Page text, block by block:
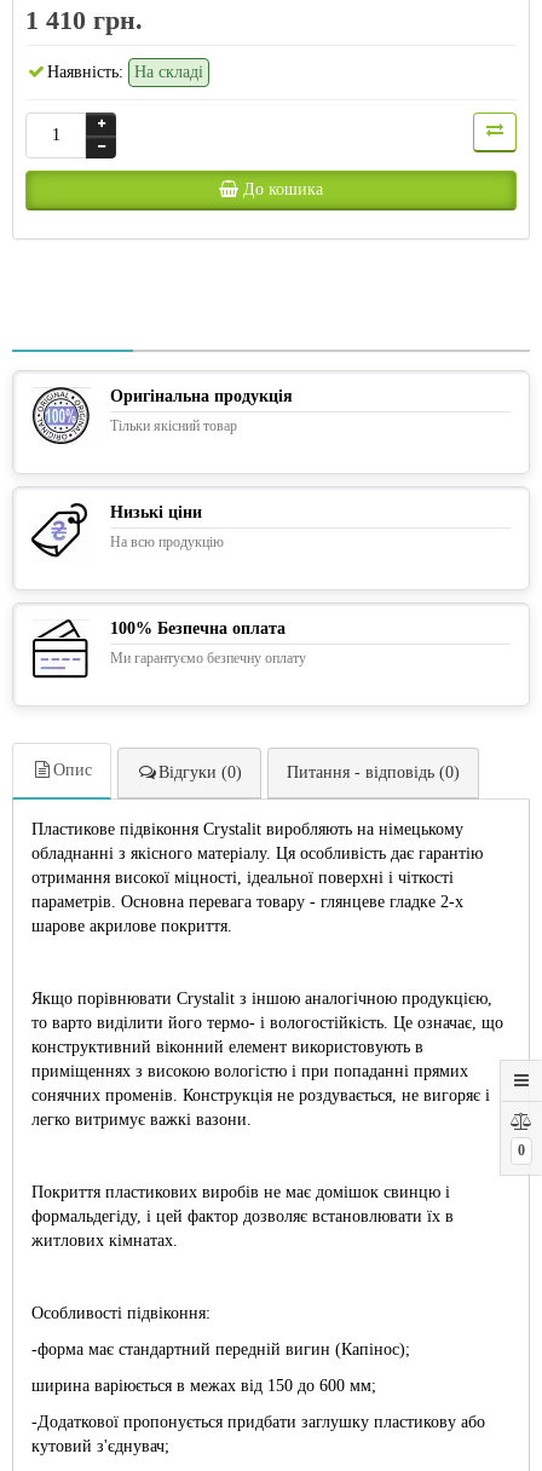
0
1 410 грн.
Наявність: На складі
До кошика
Оригінальна продукція
Тільки якісний товар
Низькі ціни
На всю продукцію
100% Безпечна оплата
Ми гарантуємо безпечну оплату
Опис Відгуки (0) Питання - відповідь (0)
Пластикове підвіконня Crystalit виробляють на німецькому
обладнанні з якісного матеріалу. Ця особливість дає гарантію
отримання високої міцності, ідеальної поверхні і чіткості
параметрів. Основна перевага товару - глянцеве гладке 2-х
шарове акрилове покриття.
Якщо порівнювати Crystalit з іншою аналогічною продукцією,
то варто виділити його термо- і вологостійкість. Це означає, що
конструктивний віконний елемент використовують в
приміщеннях з високою вологістю і при попаданні прямих
сонячних променів. Конструкція не роздувається, не вигоряє і
легко витримує важкі вазони.
Покриття пластикових виробів не має домішок свинцю і
формальдегіду, і цей фактор дозволяє встановлювати їх в
житлових кімнатах.
Особливості підвіконня:
-форма має стандартний передній вигин (Капінос);
ширина варіюється в межах від 150 до 600 мм;
-Додаткової пропонується придбати заглушку пластикову або
кутовий з'єднувач;